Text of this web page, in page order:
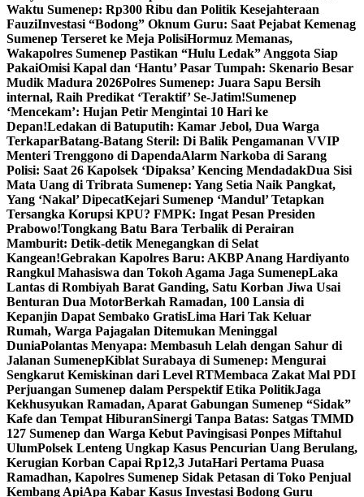
Waktu Sumenep: Rp300 Ribu dan Politik Kesejahteraan
FauziInvestasi “Bodong” Oknum Guru: Saat Pejabat Kemenag
Sumenep Terseret ke Meja PolisiHormuz Memanas,
Wakapolres Sumenep Pastikan “Hulu Ledak” Anggota Siap
PakaiOmisi Kapal dan ‘Hantu’ Pasar Tumpah: Skenario Besar
Mudik Madura 2026Polres Sumenep: Juara Sapu Bersih
internal, Raih Predikat ‘Teraktif’ Se-Jatim!Sumenep
‘Mencekam’: Hujan Petir Mengintai 10 Hari ke
Depan!Ledakan di Batuputih: Kamar Jebol, Dua Warga
TerkaparBatang-Batang Steril: Di Balik Pengamanan VVIP
Menteri Trenggono di DapendaAlarm Narkoba di Sarang
Polisi: Saat 26 Kapolsek ‘Dipaksa’ Kencing MendadakDua Sisi
Mata Uang di Tribrata Sumenep: Yang Setia Naik Pangkat,
Yang ‘Nakal’ DipecatKejari Sumenep ‘Mandul’ Tetapkan
Tersangka Korupsi KPU? FMPK: Ingat Pesan Presiden
Prabowo!Tongkang Batu Bara Terbalik di Perairan
Mamburit: Detik-detik Menegangkan di Selat
Kangean!Gebrakan Kapolres Baru: AKBP Anang Hardiyanto
Rangkul Mahasiswa dan Tokoh Agama Jaga SumenepLaka
Lantas di Rombiyah Barat Ganding, Satu Korban Jiwa Usai
Benturan Dua MotorBerkah Ramadan, 100 Lansia di
Kepanjin Dapat Sembako GratisLima Hari Tak Keluar
Rumah, Warga Pajagalan Ditemukan Meninggal
DuniaPolantas Menyapa: Membasuh Lelah dengan Sahur di
Jalanan SumenepKiblat Surabaya di Sumenep: Mengurai
Sengkarut Kemiskinan dari Level RTMembaca Zakat Mal PDI
Perjuangan Sumenep dalam Perspektif Etika PolitikJaga
Kekhusyukan Ramadan, Aparat Gabungan Sumenep “Sidak”
Kafe dan Tempat HiburanSinergi Tanpa Batas: Satgas TMMD
127 Sumenep dan Warga Kebut Pavingisasi Ponpes Miftahul
UlumPolsek Lenteng Ungkap Kasus Pencurian Uang Berulang,
Kerugian Korban Capai Rp12,3 JutaHari Pertama Puasa
Ramadhan, Kapolres Sumenep Sidak Petasan di Toko Penjual
Kembang ApiApa Kabar Kasus Investasi Bodong Guru